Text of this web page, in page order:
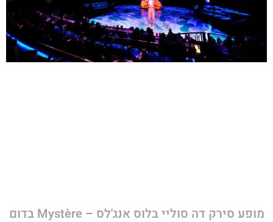
מופע סירק דה סוליי בלוס אנג'לס – Mystère בדום